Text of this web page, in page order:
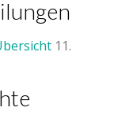
11.